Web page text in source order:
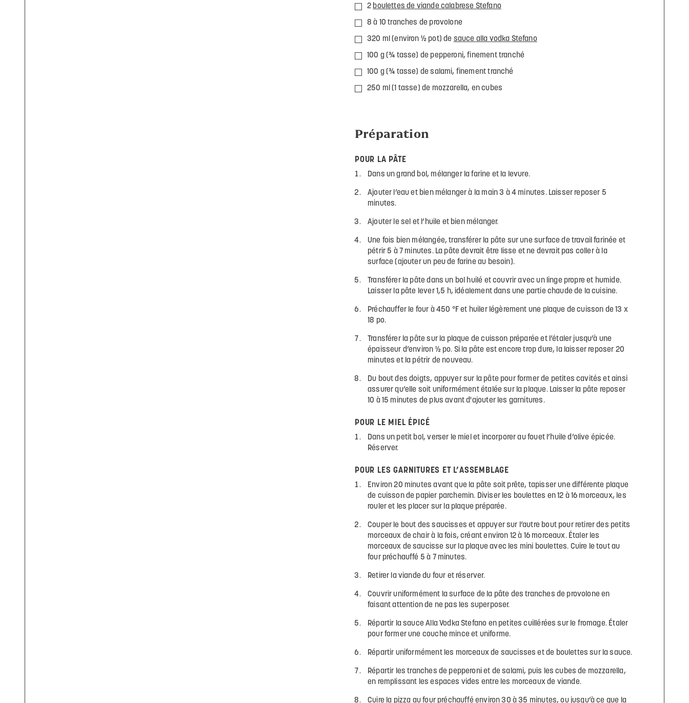
2 boulettes de viande calabrese Stefano
8 à 10 tranches de provolone
320 ml (environ ½ pot) de sauce alla vodka Stefano
100 g (¾ tasse) de pepperoni, finement tranché
100 g (¾ tasse) de salami, finement tranché
250 ml (1 tasse) de mozzarella, en cubes
Préparation
POUR LA PÂTE
Dans un grand bol, mélanger la farine et la levure.
Ajouter l’eau et bien mélanger à la main 3 à 4 minutes. Laisser reposer 5
minutes.
Ajouter le sel et l’huile et bien mélanger.
Une fois bien mélangée, transférer la pâte sur une surface de travail farinée et
pétrir 5 à 7 minutes. La pâte devrait être lisse et ne devrait pas coller à la
surface (ajouter un peu de farine au besoin).
Transférer la pâte dans un bol huilé et couvrir avec un linge propre et humide.
Laisser la pâte lever 1,5 h, idéalement dans une partie chaude de la cuisine.
Préchauffer le four à 450 °F et huiler légèrement une plaque de cuisson de 13 x
18 po.
Transférer la pâte sur la plaque de cuisson préparée et l’étaler jusqu’à une
épaisseur d’environ ½ po. Si la pâte est encore trop dure, la laisser reposer 20
minutes et la pétrir de nouveau.
Du bout des doigts, appuyer sur la pâte pour former de petites cavités et ainsi
assurer qu’elle soit uniformément étalée sur la plaque. Laisser la pâte reposer
10 à 15 minutes de plus avant d'ajouter les garnitures.
POUR LE MIEL ÉPICÉ
Dans un petit bol, verser le miel et incorporer au fouet l’huile d’olive épicée.
Réserver.
POUR LES GARNITURES ET L’ASSEMBLAGE
Environ 20 minutes avant que la pâte soit prête, tapisser une différente plaque
de cuisson de papier parchemin. Diviser les boulettes en 12 à 16 morceaux, les
rouler et les placer sur la plaque préparée.
Couper le bout des saucisses et appuyer sur l’autre bout pour retirer des petits
morceaux de chair à la fois, créant environ 12 à 16 morceaux. Étaler les
morceaux de saucisse sur la plaque avec les mini boulettes. Cuire le tout au
four préchauffé 5 à 7 minutes.
Retirer la viande du four et réserver.
Couvrir uniformément la surface de la pâte des tranches de provolone en
faisant attention de ne pas les superposer.
Répartir la sauce Alla Vodka Stefano en petites cuillérées sur le fromage. Étaler
pour former une couche mince et uniforme.
Répartir uniformément les morceaux de saucisses et de boulettes sur la sauce.
Répartir les tranches de pepperoni et de salami, puis les cubes de mozzarella,
en remplissant les espaces vides entre les morceaux de viande.
Cuire la pizza au four préchauffé environ 30 à 35 minutes, ou jusqu’à ce que la